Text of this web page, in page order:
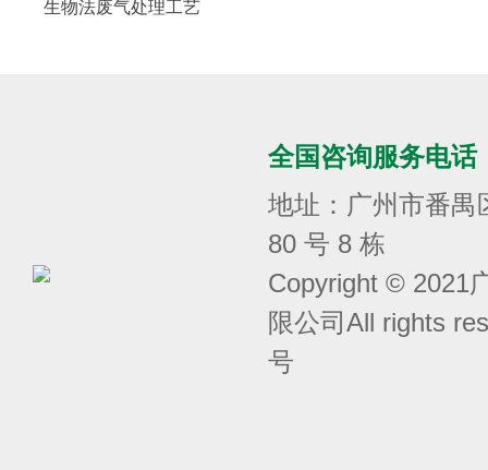
生物法废气处理工艺
全国咨询服务电话
地址：广州市番禺
80 号 8 栋
Copyright © 2021
限公司All rights
号